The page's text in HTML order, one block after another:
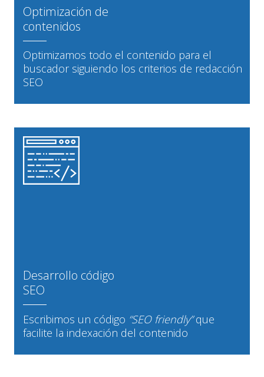
Optimización de
contenidos
Optimizamos todo el contenido para el
buscador siguiendo los criterios de redacción
SEO
Desarrollo código
SEO
Escribimos un código “SEO friendly”que
facilite la indexación del contenido